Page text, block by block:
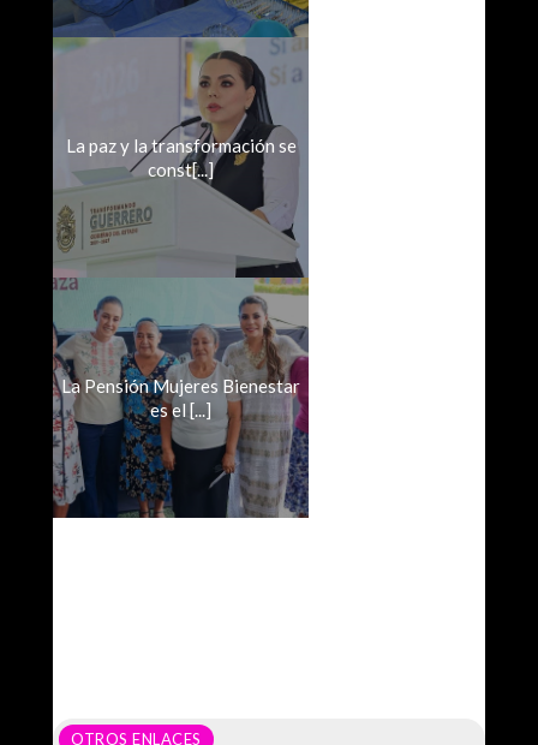
La paz y la transformación se
const[...]
La Pensión Mujeres Bienestar
es el [...]
OTROS ENLACES